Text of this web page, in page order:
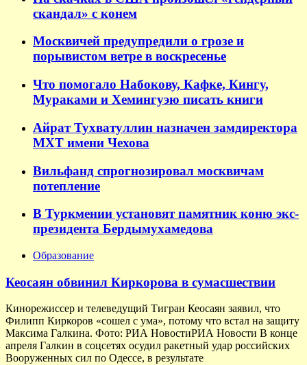
скандал» с конем
Москвичей предупредили о грозе и
порывистом ветре в воскресенье
Что помогало Набокову, Кафке, Кингу,
Мураками и Хемингуэю писать книги
Айрат Тухватуллин назначен замдиректора
МХТ имени Чехова
Вильфанд спрогнозировал москвичам
потепление
В Туркмении установят памятник коню экс-
президента Бердымухамедова
Образование
Кеосаян обвинил Киркорова в сумасшествии
Кинорежиссер и телеведущий Тигран Кеосаян заявил, что
Филипп Киркоров «сошел с ума», потому что встал на защиту
Максима Галкина. Фото: РИА НовостиРИА Новости В конце
апреля Галкин в соцсетях осудил ракетный удар российских
Вооруженных сил по Одессе, в результате